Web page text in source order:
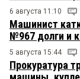
6 августа 11:10
Машинист
№967 долги и
5 августа 15:44
Прокуратура